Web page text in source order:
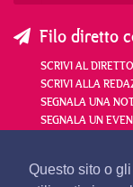
Questo sito o
Filo diretto
SCRIVI AL
SCRIVI ALLA
SEGNALA UNA
SEGNALA UN